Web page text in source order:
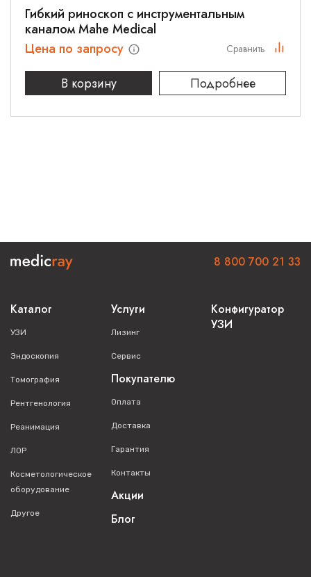
Гибкий риноскоп с инструментальным
каналом Mahe Medical
Цена по запросу
В корзину
Подробнее
Сравнить
Каталог
УЗИ
Эндоскопия
Томография
Рентгенология
Реанимация
ЛОР
Косметологическое
оборудование
Другое
Услуги
Лизинг
Сервис
Покупателю
Оплата
Доставка
Гарантия
Контакты
Акции
Блог
Конфигуратор
УЗИ
8 800 700 21 33